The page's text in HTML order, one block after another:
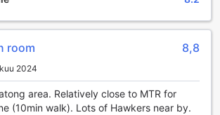
jälkeen. Olipa kyseessä
elokuvamaraton tai vain yhteinen hetki,
ympäristön, jossa jokainen voi
viihdettä. Champion Hotellin
tekevät siitä erinomaisen valinnan
yhteisöllisyyttä ja mukautuvuutta
room 8,8
2024
area. Relatively close to MTR for
(10min walk). Lots of Hawkers near by.